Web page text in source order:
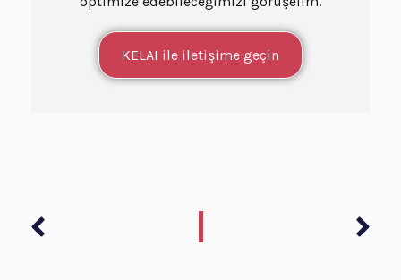
KELAI ile iletişime geçin
Prev